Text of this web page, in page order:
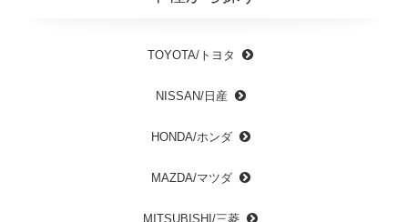
TOYOTA/トヨタ
NISSAN/日産
HONDA/ホンダ
MAZDA/マツダ
MITSUBISHI/三菱